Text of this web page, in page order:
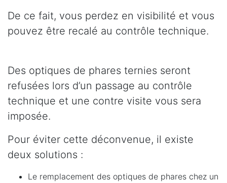
De ce fait, vous perdez en visibilité et vous
pouvez être recalé au contrôle technique.
Des optiques de phares ternies seront
refusées lors d’un passage au contrôle
technique et une contre visite vous sera
imposée.
Pour éviter cette déconvenue, il existe
deux solutions :
Le remplacement des optiques de phares chez un